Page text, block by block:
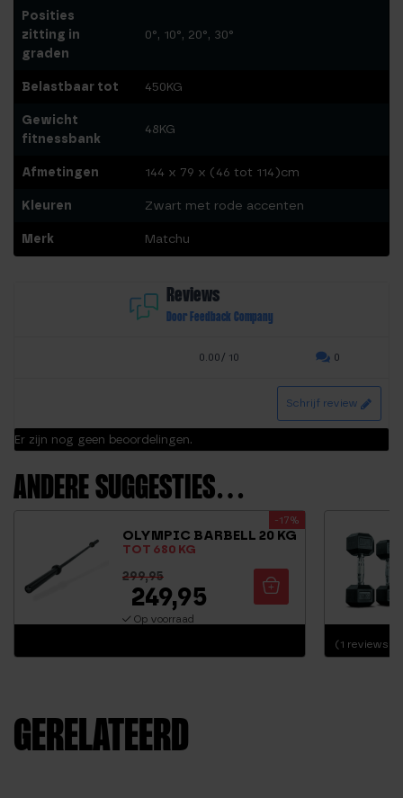
Posities
zitting in
graden
0°, 10°, 20°, 30°
Belastbaar tot 450KG
Gewicht
fitnessbank
48KG
Afmetingen 144 x 79 x (46 tot 114)cm
Kleuren Zwart met rode accenten
Merk Matchu
Reviews
Door Feedback Company
0.00/ 10 0
Schrijf review
Er zijn nog geen beoordelingen.
ANDERE SUGGESTIES…
OLYMPIC BARBELL 20 KG
TOT 680 KG
-17%
299,95
249,95
Op voorraad
(1 reviews)
GERELATEERD